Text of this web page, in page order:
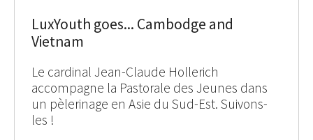
LuxYouth goes... Cambodge and
Vietnam
Le cardinal Jean-Claude Hollerich
accompagne la Pastorale des Jeunes dans
un pèlerinage en Asie du Sud-Est. Suivons-
les !